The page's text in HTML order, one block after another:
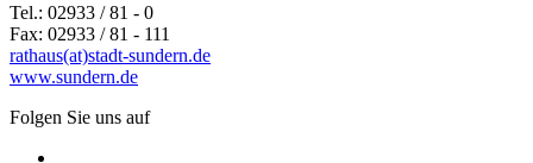
Tel.: 02933 / 81 - 0
Fax: 02933 / 81 - 111
rathaus(at)stadt-sundern.de
www.sundern.de
Folgen Sie uns auf